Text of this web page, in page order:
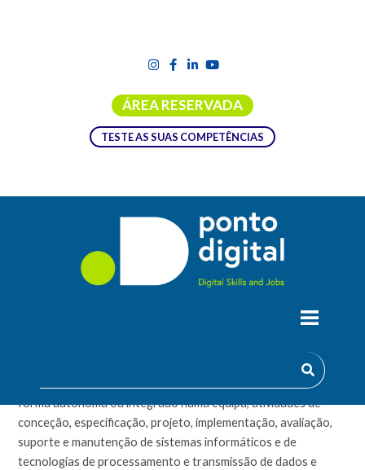
ÁREA RESERVADA
TESTE AS SUAS COMPETÊNCIAS
CURSO DE TÉCNICO DE GESTÃO E
Informáticos é o profissional qualificado apto a realizar, de
forma autónoma ou integrado numa equipa, atividades de
conceção, especificação, projeto, implementação, avaliação,
suporte e manutenção de sistemas informáticos e de
tecnologias de processamento e transmissão de dados e